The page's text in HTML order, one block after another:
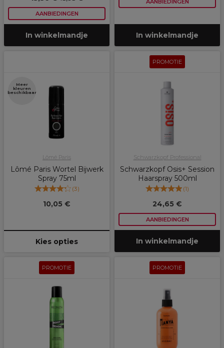
AANBIEDINGEN
In winkelmandje
AANBIEDINGEN
In winkelmandje
Meer
kleuren
beschikbaar
Lômé Paris
Lômé Paris Wortel Bijwerk
Spray 75ml
(3)
10,05 €
Kies opties
PROMOTIE
Schwarzkopf Professional
Schwarzkopf Osis+ Session
Haarspray 500ml
(1)
24,65 €
AANBIEDINGEN
In winkelmandje
PROMOTIE PROMOTIE